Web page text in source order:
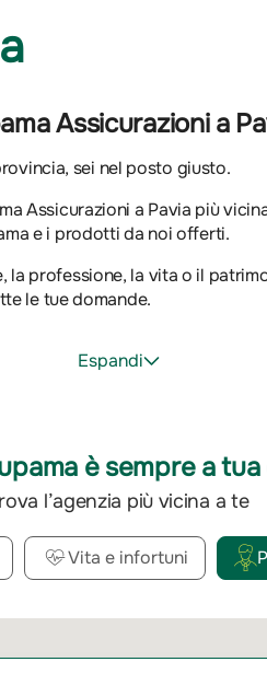
Assicurazioni a
sei nel posto giusto.
Assicurazioni a Pavia più
e i prodotti da noi offerti.
la professione, la vita o il
le tue domande.
Espandi
è sempre a
l’agenzia più vicina a te
Vita e infortuni